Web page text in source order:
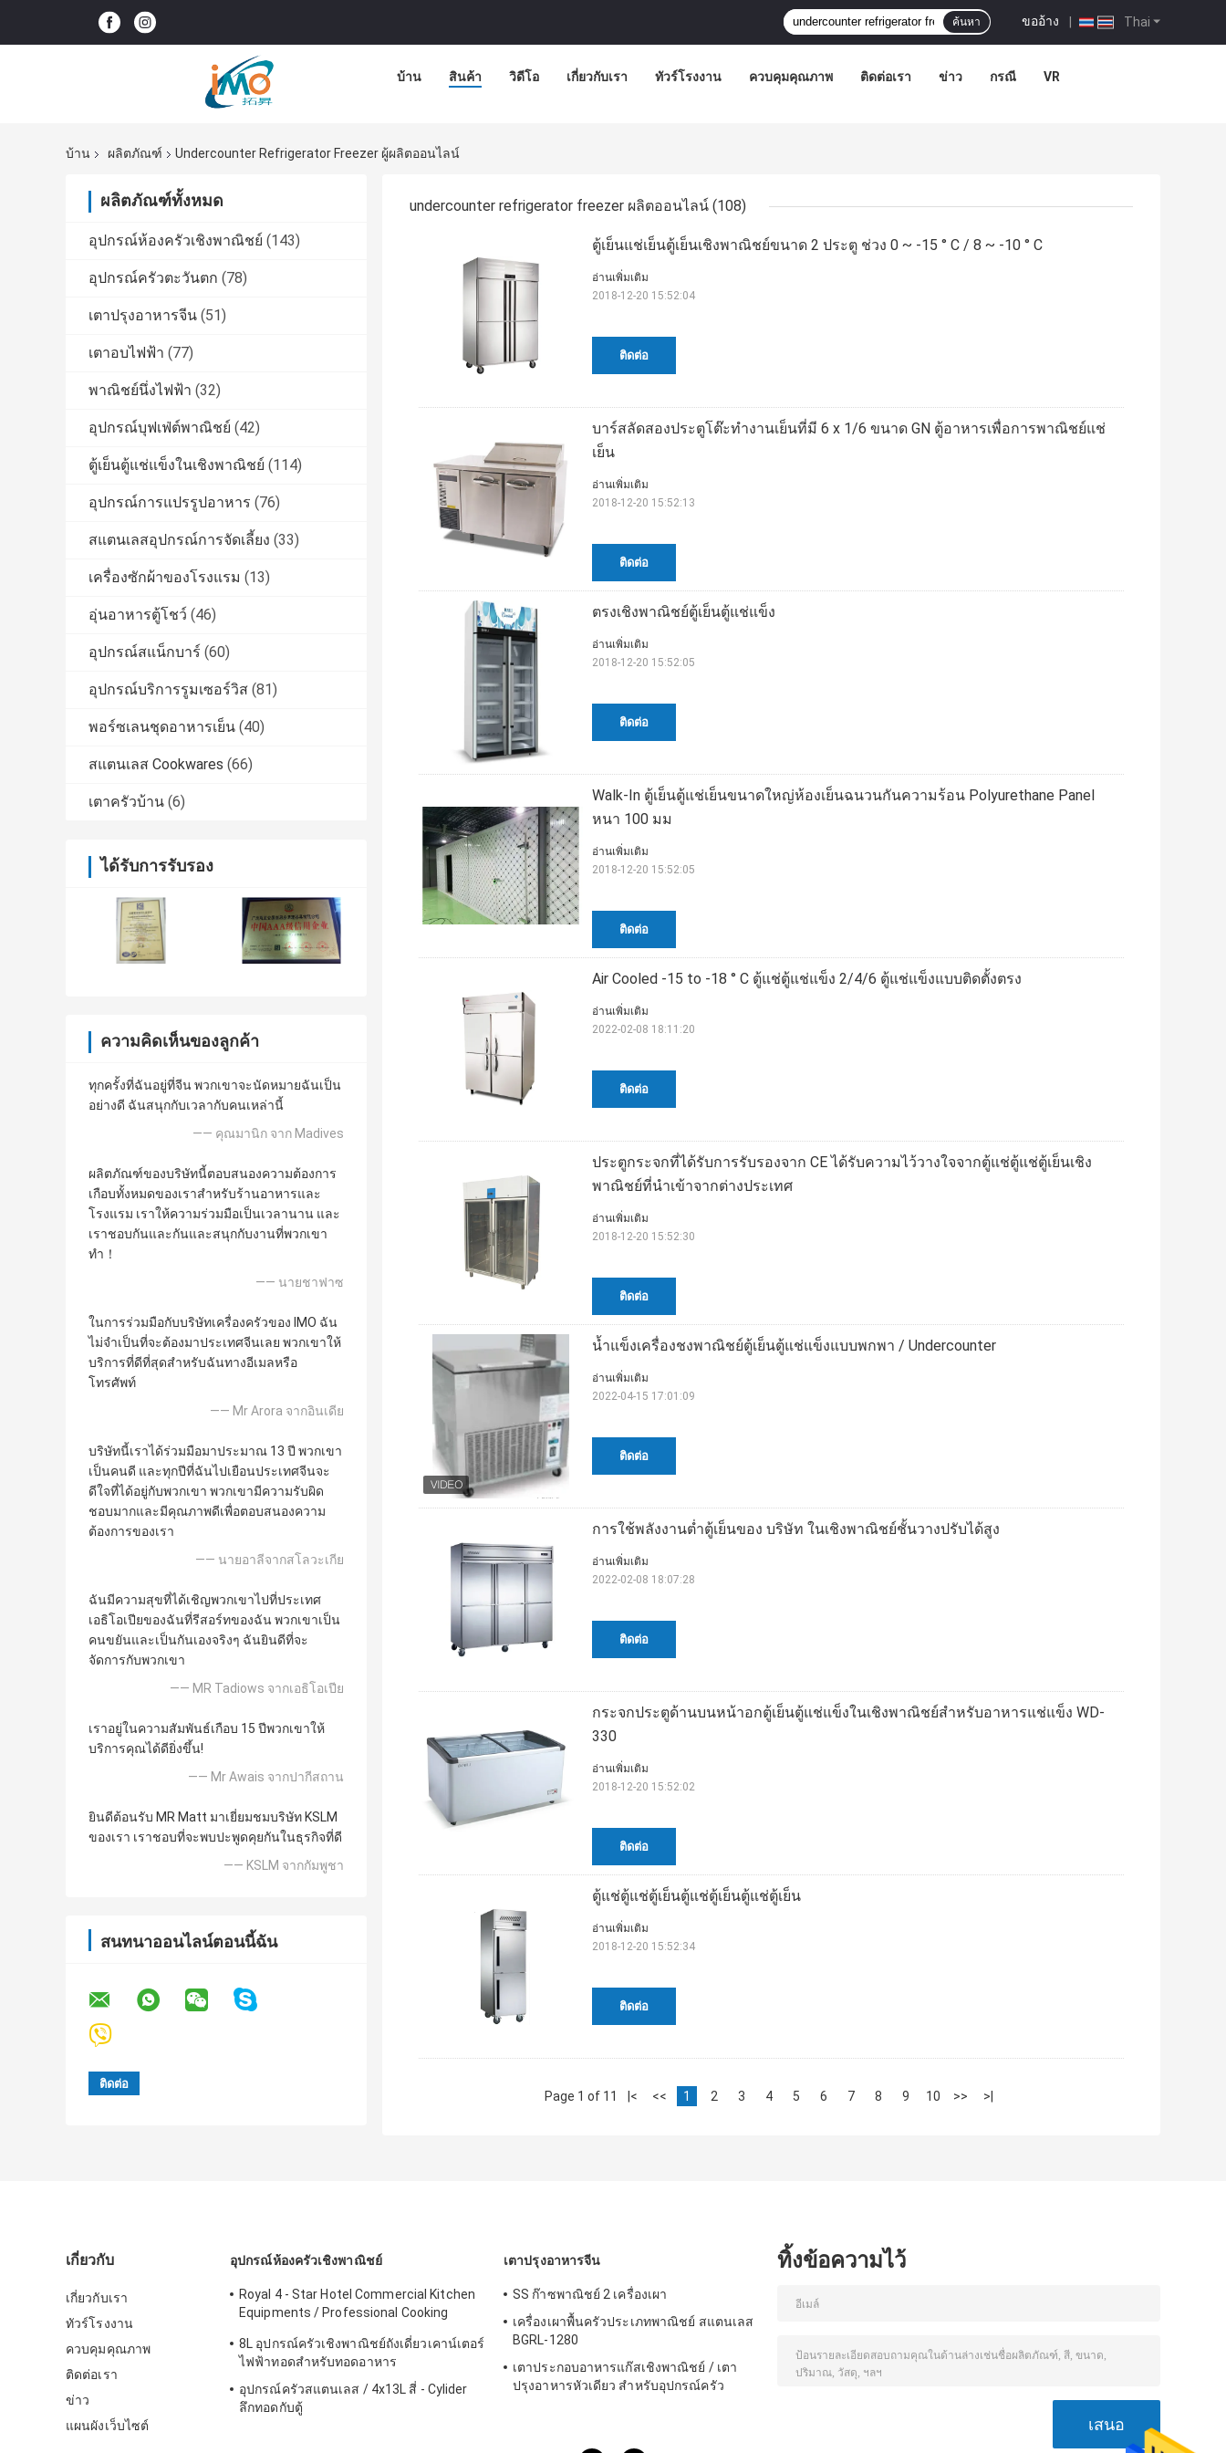
Thai
ขออ้าง |
ค้นหา
บ้าน สินค้า วิดีโอ เกี่ยวกับเรา ทัวร์โรงงาน ควบคุมคุณภาพ ติดต่อเรา ข่าว กรณี VR
บ้าน ผลิตภัณฑ์ Undercounter Refrigerator Freezer ผู้ผลิตออนไลน์
ผลิตภัณฑ์ทั้งหมด
อุปกรณ์ห้องครัวเชิงพาณิชย์ (143)
อุปกรณ์ครัวตะวันตก (78)
เตาปรุงอาหารจีน (51)
เตาอบไฟฟ้า (77)
พาณิชย์นึ่งไฟฟ้า (32)
อุปกรณ์บุฟเฟ่ต์พาณิชย์ (42)
ตู้เย็นตู้แช่แข็งในเชิงพาณิชย์ (114)
อุปกรณ์การแปรรูปอาหาร (76)
สแตนเลสอุปกรณ์การจัดเลี้ยง (33)
เครื่องซักผ้าของโรงแรม (13)
อุ่นอาหารตู้โชว์ (46)
อุปกรณ์สแน็กบาร์ (60)
อุปกรณ์บริการรูมเซอร์วิส (81)
พอร์ซเลนชุดอาหารเย็น (40)
สแตนเลส Cookwares (66)
เตาครัวบ้าน (6)
ได้รับการรับรอง
ความคิดเห็นของลูกค้า
ทุกครั้งที่ฉันอยู่ที่จีน พวกเขาจะนัดหมายฉันเป็น
อย่างดี ฉันสนุกกับเวลากับคนเหล่านี้
—— คุณมานิก จาก Madives
ผลิตภัณฑ์ของบริษัทนี้ตอบสนองความต้องการ
เกือบทั้งหมดของเราสำหรับร้านอาหารและ
โรงแรม เราให้ความร่วมมือเป็นเวลานาน และ
เราชอบกันและกันและสนุกกับงานที่พวกเขา
ทำ！
—— นายชาฟาซ
ในการร่วมมือกับบริษัทเครื่องครัวของ IMO ฉัน
ไม่จำเป็นที่จะต้องมาประเทศจีนเลย พวกเขาให้
บริการที่ดีที่สุดสำหรับฉันทางอีเมลหรือ
โทรศัพท์
—— Mr Arora จากอินเดีย
บริษัทนี้เราได้ร่วมมือมาประมาณ 13 ปี พวกเขา
เป็นคนดี และทุกปีที่ฉันไปเยือนประเทศจีนจะ
ดีใจที่ได้อยู่กับพวกเขา พวกเขามีความรับผิด
ชอบมากและมีคุณภาพดีเพื่อตอบสนองความ
ต้องการของเรา
—— นายอาลีจากสโลวะเกีย
ฉันมีความสุขที่ได้เชิญพวกเขาไปที่ประเทศ
เอธิโอเปียของฉันที่รีสอร์ทของฉัน พวกเขาเป็น
คนขยันและเป็นกันเองจริงๆ ฉันยินดีที่จะ
จัดการกับพวกเขา
—— MR Tadiows จากเอธิโอเปีย
เราอยู่ในความสัมพันธ์เกือบ 15 ปีพวกเขาให้
บริการคุณได้ดียิ่งขึ้น!
—— Mr Awais จากปากีสถาน
ยินดีต้อนรับ MR Matt มาเยี่ยมชมบริษัท KSLM
ของเรา เราชอบที่จะพบปะพูดคุยกันในธุรกิจที่ดี
—— KSLM จากกัมพูชา
สนทนาออนไลน์ตอนนี้ฉัน
undercounter refrigerator freezer ผลิตออนไลน์ (108)
ตู้เย็นแช่เย็นตู้เย็นเชิงพาณิชย์ขนาด 2 ประตู ช่วง 0 ~ -15 ° C / 8 ~ -10 ° C
ติดต่อ
อ่านเพิ่มเติม
2018-12-20 15:52:04
บาร์สลัดสองประตูโต๊ะทำงานเย็นที่มี 6 x 1/6 ขนาด GN ตู้อาหารเพื่อการพาณิชย์แช่
เย็น
ติดต่อ
อ่านเพิ่มเติม
2018-12-20 15:52:13
ตรงเชิงพาณิชย์ตู้เย็นตู้แช่แข็ง
ติดต่อ
อ่านเพิ่มเติม
2018-12-20 15:52:05
Walk-In ตู้เย็นตู้แช่เย็นขนาดใหญ่ห้องเย็นฉนวนกันความร้อน Polyurethane Panel
หนา 100 มม
ติดต่อ
อ่านเพิ่มเติม
2018-12-20 15:52:05
Air Cooled -15 to -18 ° C ตู้แช่ตู้แช่แข็ง 2/4/6 ตู้แช่แข็งแบบติดตั้งตรง
ติดต่อ
อ่านเพิ่มเติม
2022-02-08 18:11:20
ประตูกระจกที่ได้รับการรับรองจาก CE ได้รับความไว้วางใจจากตู้แช่ตู้แช่ตู้เย็นเชิง
พาณิชย์ที่นำเข้าจากต่างประเทศ
ติดต่อ
อ่านเพิ่มเติม
2018-12-20 15:52:30
น้ำแข็งเครื่องชงพาณิชย์ตู้เย็นตู้แช่แข็งแบบพกพา / Undercounter
ติดต่อ
อ่านเพิ่มเติม
2022-04-15 17:01:09
การใช้พลังงานต่ำตู้เย็นของ บริษัท ในเชิงพาณิชย์ชั้นวางปรับได้สูง
ติดต่อ
อ่านเพิ่มเติม
2022-02-08 18:07:28
กระจกประตูด้านบนหน้าอกตู้เย็นตู้แช่แข็งในเชิงพาณิชย์สำหรับอาหารแช่แข็ง WD-
330
ติดต่อ
อ่านเพิ่มเติม
2018-12-20 15:52:02
ตู้แช่ตู้แช่ตู้เย็นตู้แช่ตู้เย็นตู้แช่ตู้เย็น
ติดต่อ
อ่านเพิ่มเติม
2018-12-20 15:52:34
Page 1 of 11 |< << 1 2 3 4 5 6 7 8 9 10 >> >|
เกี่ยวกับ
เกี่ยวกับเรา
ทัวร์โรงงาน
ควบคุมคุณภาพ
ติดต่อเรา
ข่าว
แผนผังเว็บไซต์
อุปกรณ์ห้องครัวเชิงพาณิชย์
Royal 4 - Star Hotel Commercial Kitchen
Equipments / Professional Cooking
8L อุปกรณ์ครัวเชิงพาณิชย์ถังเดี่ยวเคาน์เตอร์
ไฟฟ้าทอดสำหรับทอดอาหาร
อุปกรณ์ครัวสแตนเลส / 4x13L สี่ - Cylider
ลึกทอดกับตู้
เตาปรุงอาหารจีน
SS ก๊าซพาณิชย์ 2 เครื่องเผา
เครื่องเผาพื้นครัวประเภทพาณิชย์ สแตนเลส
BGRL-1280
เตาประกอบอาหารแก๊สเชิงพาณิชย์ / เตา
ปรุงอาหารหัวเดียว สำหรับอุปกรณ์ครัว
ทิ้งข้อความไว้